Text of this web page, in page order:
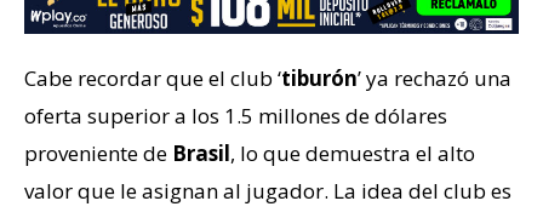
Cabe recordar que el club ‘tiburón’ ya rechazó una
oferta superior a los 1.5 millones de dólares
proveniente de Brasil, lo que demuestra el alto
valor que le asignan al jugador. La idea del club es